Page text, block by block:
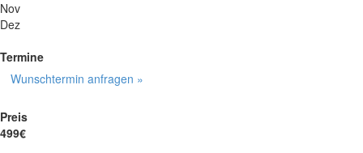
Nov
Dez
Termine
Wunschtermin anfragen »
Preis
499€